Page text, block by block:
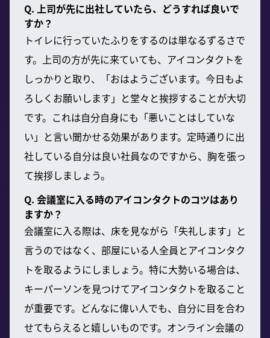
Q. 上司が先に出社していたら、どうすれば良いで
すか？
トイレに行っていたふりをするのは単なるずるさで
す。上司の方が先に来ていても、アイコンタクトを
しっかりと取り、「おはようございます。今日もよ
ろしくお願いします」と堂々と挨拶することが大切
です。これは自分自身にも「悪いことはしていな
い」と言い聞かせる効果があります。定時通りに出
社している自分は良い社員なのですから、胸を張っ
て挨拶しましょう。
Q. 会議室に入る時のアイコンタクトのコツはあり
ますか？
会議室に入る際は、床を見ながら「失礼します」と
言うのではなく、部屋にいる人全員とアイコンタク
トを取るようにしましょう。特に大勢いる場合は、
キーパーソンを見つけてアイコンタクトを取ること
が重要です。どんなに偉い人でも、自分に目を合わ
せてもらえると嬉しいものです。オンライン会議の